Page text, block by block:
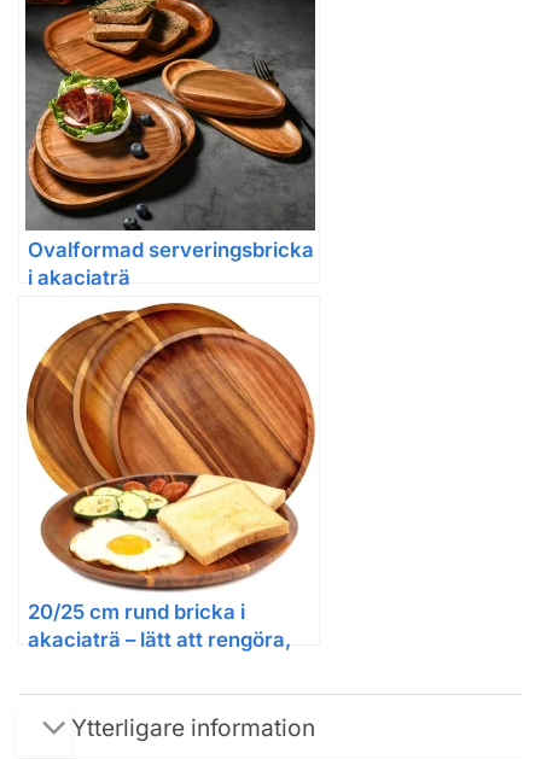
Ovalformad serveringsbricka
i akaciaträ
20/25 cm rund bricka i
akaciaträ – lätt att rengöra,
Ytterligare information